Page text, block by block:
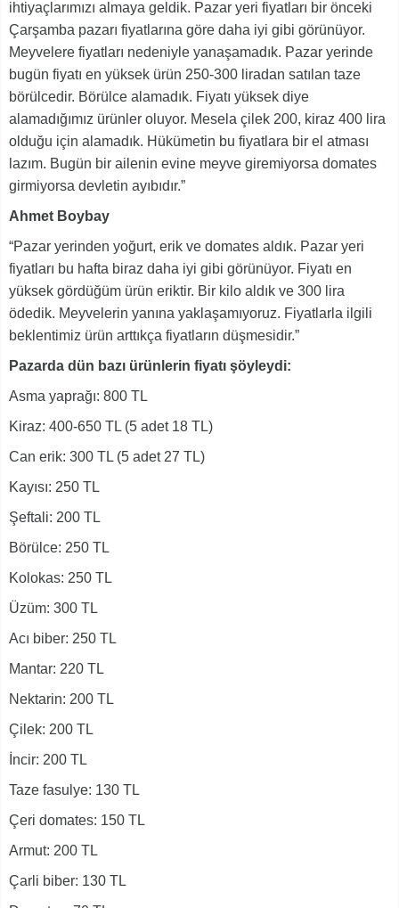
ihtiyaçlarımızı almaya geldik. Pazar yeri fiyatları bir önceki
Çarşamba pazarı fiyatlarına göre daha iyi gibi görünüyor.
Meyvelere fiyatları nedeniyle yanaşamadık. Pazar yerinde
bugün fiyatı en yüksek ürün 250-300 liradan satılan taze
börülcedir. Börülce alamadık. Fiyatı yüksek diye
alamadığımız ürünler oluyor. Mesela çilek 200, kiraz 400 lira
olduğu için alamadık. Hükümetin bu fiyatlara bir el atması
lazım. Bugün bir ailenin evine meyve giremiyorsa domates
girmiyorsa devletin ayıbıdır.”
Ahmet Boybay
“Pazar yerinden yoğurt, erik ve domates aldık. Pazar yeri
fiyatları bu hafta biraz daha iyi gibi görünüyor. Fiyatı en
yüksek gördüğüm ürün eriktir. Bir kilo aldık ve 300 lira
ödedik. Meyvelerin yanına yaklaşamıyoruz. Fiyatlarla ilgili
beklentimiz ürün arttıkça fiyatların düşmesidir.”
Pazarda dün bazı ürünlerin fiyatı şöyleydi:
Asma yaprağı: 800 TL
Kiraz: 400-650 TL (5 adet 18 TL)
Can erik: 300 TL (5 adet 27 TL)
Kayısı: 250 TL
Şeftali: 200 TL
Börülce: 250 TL
Kolokas: 250 TL
Üzüm: 300 TL
Acı biber: 250 TL
Mantar: 220 TL
Nektarin: 200 TL
Çilek: 200 TL
İncir: 200 TL
Taze fasulye: 130 TL
Çeri domates: 150 TL
Armut: 200 TL
Çarli biber: 130 TL